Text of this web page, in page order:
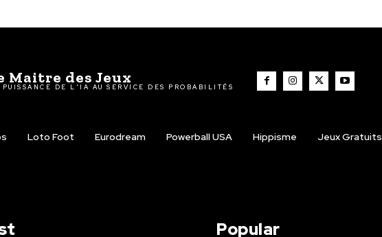
Maitre des Jeux
DE L'IA AU SERVICE DES PROBABILITÉS
Loto Foot Eurodream Powerball USA Hippisme Jeux Gratuits
Popular